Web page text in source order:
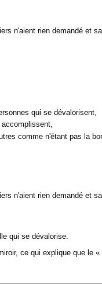
n'aient rien demandé et
qui se dévalorisent,
comme n'étant pas la
n'aient rien demandé et
qui se dévalorise.
ce qui explique que le